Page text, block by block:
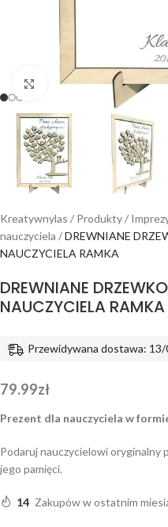
Powiększ
Kreatywnylas / Produkty/
nauczyciela /DREWNIANE
NAUCZYCIELA RAMKA
DREWNIANE
NAUCZYCIELA RAMKA
Przewidywana dostawa:
79.99zł
Prezent dla nauczyciela w
Podaruj nauczycielowi oryginalny
jego pamięci.
14 Zakupów w ostatnim